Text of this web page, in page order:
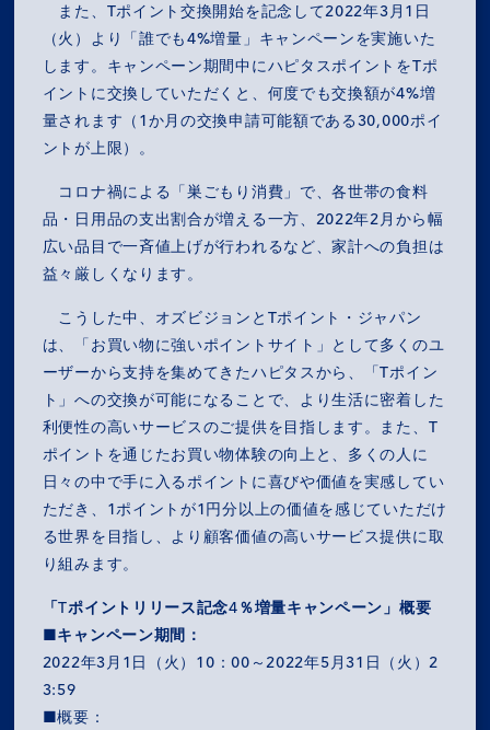
また、Tポイント交換開始を記念して2022年3月1日
（火）より「誰でも4%増量」キャンペーンを実施いた
します。キャンペーン期間中にハピタスポイントをTポ
イントに交換していただくと、何度でも交換額が4%増
量されます（1か月の交換申請可能額である30,000ポイ
ントが上限）。
コロナ禍による「巣ごもり消費」で、各世帯の食料
品・日用品の支出割合が増える一方、2022年2月から幅
広い品目で一斉値上げが行われるなど、家計への負担は
益々厳しくなります。
こうした中、オズビジョンとTポイント・ジャパン
は、「お買い物に強いポイントサイト」として多くのユ
ーザーから支持を集めてきたハピタスから、「Tポイン
ト」への交換が可能になることで、より生活に密着した
利便性の高いサービスのご提供を目指します。また、T
ポイントを通じたお買い物体験の向上と、多くの人に
日々の中で手に入るポイントに喜びや価値を実感してい
ただき、1ポイントが1円分以上の価値を感じていただけ
る世界を目指し、より顧客価値の高いサービス提供に取
り組みます。
「Tポイントリリース記念4％増量キャンペーン」概要
■キャンペーン期間：
2022年3月1日（火）10：00～2022年5月31日（火）2
3:59
■概要：